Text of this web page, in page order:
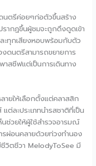
นตรีค่อยๆก่อตัวขึ้นสร้าง
ากฏขึ้นผู้ชมจะถูกดึงดูดเข้า
ะทุกเสียงหอบพร้อมกับตัว
ดนตรีสามารถขยายการ
าสซีฟแต่เป็นการเดินทาง
ายให้เลือกตั้งแต่คลาสสิก
ต่ละประเภทนำรสชาติที่เป็น
ช่วยให้ผู้ใช้สำรวจอารมณ์
ผ่อนคลายด้วยท่วงทำนอง
วิตชีวา MelodyToSee มี